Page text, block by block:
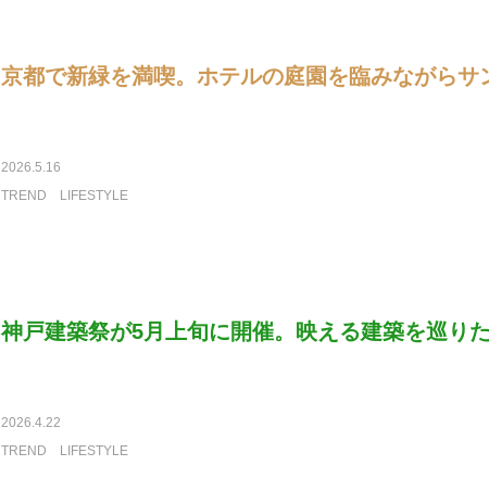
京都で新緑を満喫。ホテルの庭園を臨みながらサ
2026.5.16
TREND
LIFESTYLE
神戸建築祭が5月上旬に開催。映える建築を巡りた
2026.4.22
TREND
LIFESTYLE